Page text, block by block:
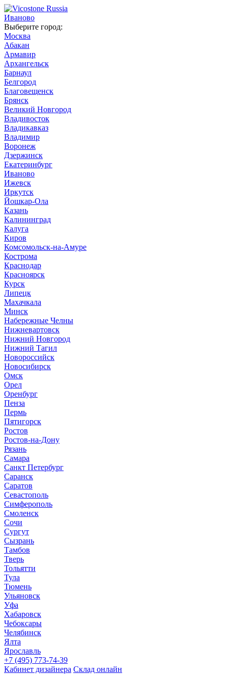
Иваново
Выберите город:
Москва
Абакан
Армавир
Архангельск
Барнаул
Белгород
Благовещенск
Брянск
Великий Новгород
Владивосток
Владикавказ
Владимир
Воронеж
Дзержинск
Екатеринбург
Иваново
Ижевск
Иркутск
Йошкар-Ола
Казань
Калининград
Калуга
Киров
Комсомольск-на-Амуре
Кострома
Краснодар
Красноярск
Курск
Липецк
Махачкала
Минск
Набережные Челны
Нижневартовск
Нижний Новгород
Нижний Тагил
Новороссийск
Новосибирск
Омск
Орел
Оренбург
Пенза
Пермь
Пятигорск
Ростов
Ростов-на-Дону
Рязань
Самара
Санкт Петербург
Саранск
Саратов
Севастополь
Симферополь
Смоленск
Сочи
Сургут
Сызрань
Тамбов
Тверь
Тольятти
Тула
Тюмень
Ульяновск
Уфа
Хабаровск
Чебоксары
Челябинск
Ялта
Ярославль
+7 (495) 773-74-39
Кабинет дизайнера Склад онлайн